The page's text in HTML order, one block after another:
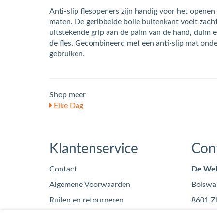
Anti-slip flesopeners zijn handig voor het
maten. De geribbelde bolle buitenkant voelt
uitstekende grip aan de palm van de hand, duim
de fles. Gecombineerd met een anti-slip mat
gebruiken.
Shop meer
Elke Dag
Klantenservice
Contact
Algemene Voorwaarden
Ruilen en retourneren
De
8601